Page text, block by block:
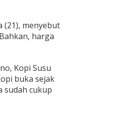
(21), menyebut
harga
Kopi Susu
buka sejak
sudah cukup
Kuliner Khas yang Bikin Turis
Ketagihan
Di Food & Travel